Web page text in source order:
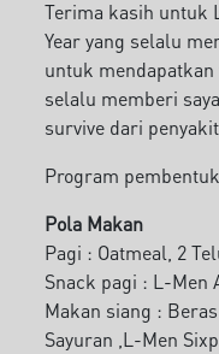
Terima kasih untuk
Year yang selalu
untuk
selalu memberi
survive dari penyakit
Program
Pola Makan
Pagi : Oatmeal, 2
Snack pagi : L-Men
Makan siang :
Sayuran ,L-Men